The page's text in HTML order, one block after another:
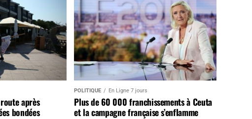
après
bondées
POLITIQUE En Ligne 7 jours
Plus de 60 000 franchissements à Ceuta
et la campagne française s’enflamme